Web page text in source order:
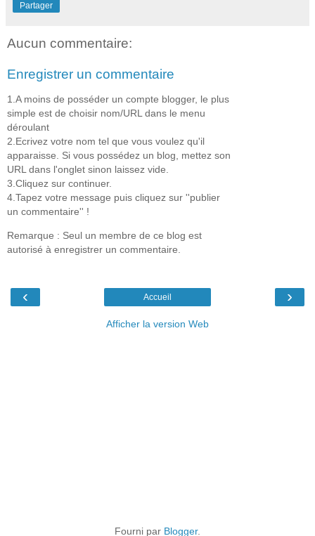
Partager
Aucun commentaire:
Enregistrer un commentaire
1.A moins de posséder un compte blogger, le plus
simple est de choisir nom/URL dans le menu
déroulant
2.Ecrivez votre nom tel que vous voulez qu'il
apparaisse. Si vous possédez un blog, mettez son
URL dans l'onglet sinon laissez vide.
3.Cliquez sur continuer.
4.Tapez votre message puis cliquez sur ''publier
un commentaire'' !
Remarque : Seul un membre de ce blog est
autorisé à enregistrer un commentaire.
‹ ›
Accueil
Afficher la version Web
Fourni par Blogger.